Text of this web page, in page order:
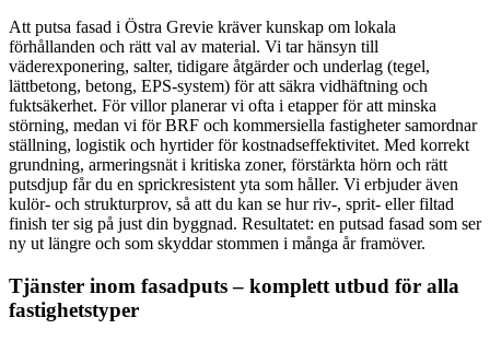
Att putsa fasad i Östra Grevie kräver kunskap om lokala
förhållanden och rätt val av material. Vi tar hänsyn till
väderexponering, salter, tidigare åtgärder och underlag (tegel,
lättbetong, betong, EPS-system) för att säkra vidhäftning och
fuktsäkerhet. För villor planerar vi ofta i etapper för att minska
störning, medan vi för BRF och kommersiella fastigheter samordnar
ställning, logistik och hyrtider för kostnadseffektivitet. Med korrekt
grundning, armeringsnät i kritiska zoner, förstärkta hörn och rätt
putsdjup får du en sprickresistent yta som håller. Vi erbjuder även
kulör- och strukturprov, så att du kan se hur riv-, sprit- eller filtad
finish ter sig på just din byggnad. Resultatet: en putsad fasad som ser
ny ut längre och som skyddar stommen i många år framöver.
Tjänster inom fasadputs – komplett utbud för alla
fastighetstyper